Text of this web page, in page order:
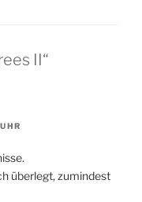
II“
überlegt, zumindest